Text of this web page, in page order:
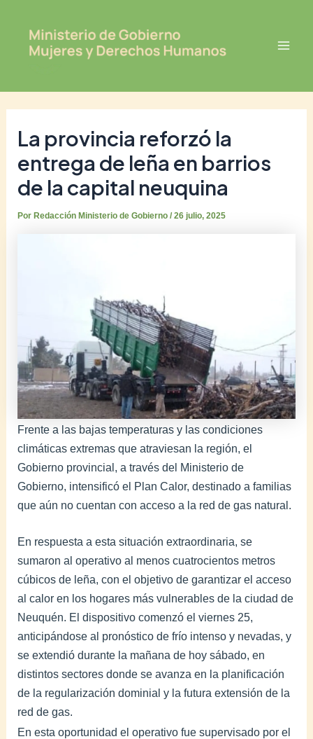
contenido
La provincia reforzó la
entrega de leña en barrios
de la capital neuquina
Por Redacción Ministerio de Gobierno/26 julio, 2025
Frente a las bajas temperaturas y las condiciones
climáticas extremas que atraviesan la región, el
Gobierno provincial, a través del Ministerio de
Gobierno, intensificó el Plan Calor, destinado a familias
que aún no cuentan con acceso a la red de gas natural.
En respuesta a esta situación extraordinaria, se
sumaron al operativo al menos cuatrocientos metros
cúbicos de leña, con el objetivo de garantizar el acceso
al calor en los hogares más vulnerables de la ciudad de
Neuquén. El dispositivo comenzó el viernes 25,
anticipándose al pronóstico de frío intenso y nevadas, y
se extendió durante la mañana de hoy sábado, en
distintos sectores donde se avanza en la planificación
de la regularización dominial y la futura extensión de la
red de gas.
En esta oportunidad el operativo fue supervisado por el
navigation